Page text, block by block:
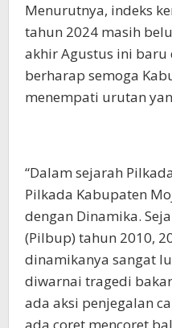
Menurutnya, indeks
tahun 2024 masih
akhir Agustus ini baru
berharap semoga
menempati urutan
“Dalam sejarah
Pilkada Kabupaten
dengan Dinamika.
(Pilbup) tahun 2010,
dinamikanya sangat
diwarnai tragedi
ada aksi penjegalan